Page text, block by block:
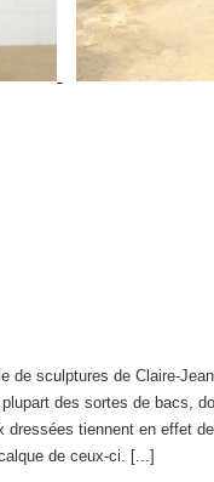
de sculptures de Claire-
des sortes de bacs,
dressées tiennent en effet
de ceux-ci. [...]